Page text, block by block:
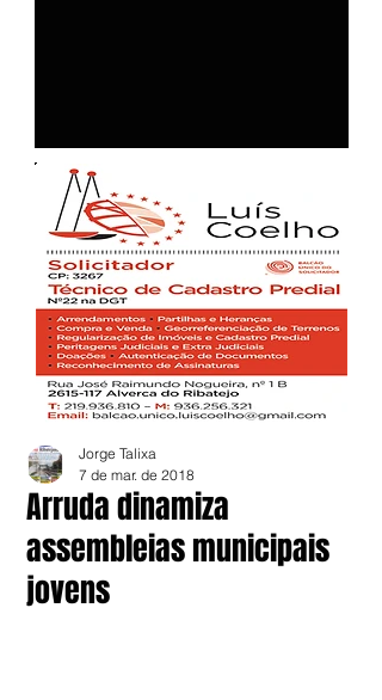
Arruda dinamiza
assembleias municipais
jovens
Jorge Talixa
7 de mar. de 2018